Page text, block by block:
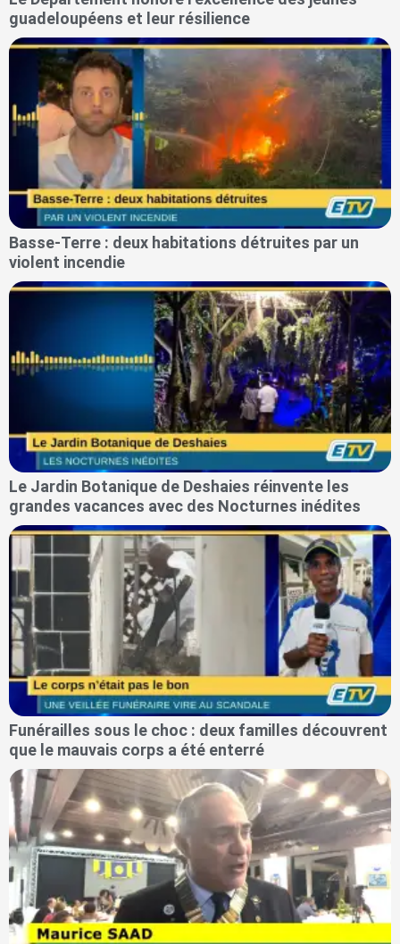
guadeloupéens et leur résilience
Basse-Terre : deux habitations détruites par un
violent incendie
Le Jardin Botanique de Deshaies réinvente les
grandes vacances avec des Nocturnes inédites
Funérailles sous le choc : deux familles découvrent
que le mauvais corps a été enterré